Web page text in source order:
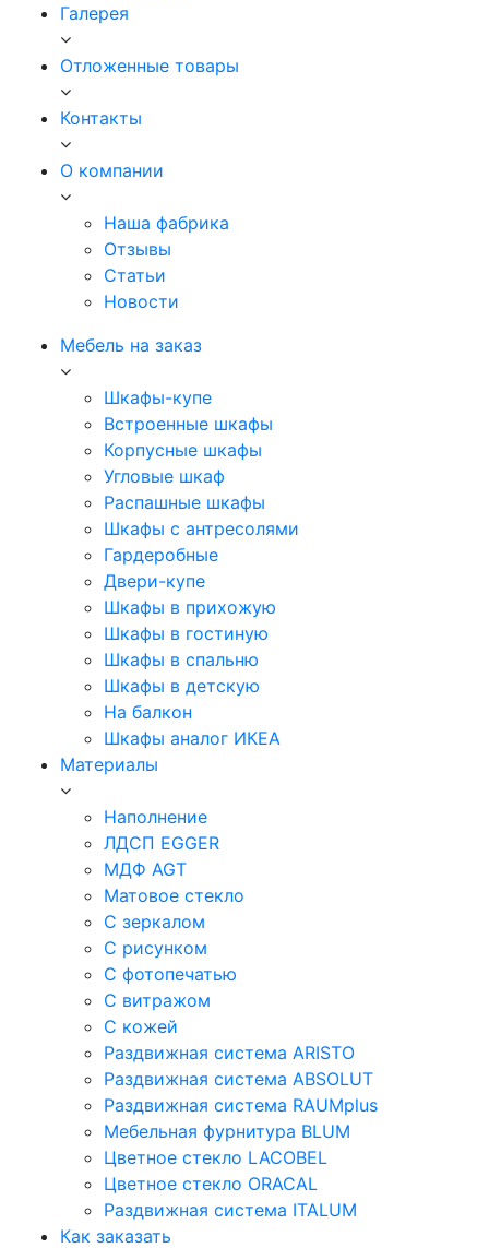
Галерея
Отложенные товары
Контакты
О компании
Наша фабрика
Отзывы
Статьи
Новости
Мебель на заказ
Шкафы-купе
Встроенные шкафы
Корпусные шкафы
Угловые шкаф
Распашные шкафы
Шкафы с антресолями
Гардеробные
Двери-купе
Шкафы в прихожую
Шкафы в гостиную
Шкафы в спальню
Шкафы в детскую
На балкон
Шкафы аналог ИКЕА
Материалы
Наполнение
ЛДСП EGGER
МДФ AGT
Матовое стекло
С зеркалом
С рисунком
С фотопечатью
С витражом
С кожей
Раздвижная система ARISTO
Раздвижная система ABSOLUT
Раздвижная система RAUMplus
Мебельная фурнитура BLUM
Цветное стекло LACOBEL
Цветное стекло ORACAL
Раздвижная система ITALUM
Как заказать